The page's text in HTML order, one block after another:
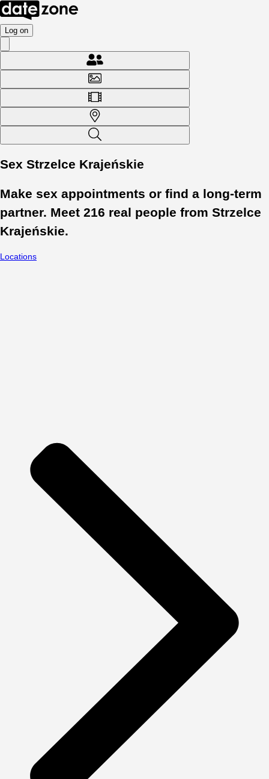
Log on
Sex Strzelce Krajeńskie
Make sex appointments or find a long-term
partner. Meet 216 real people from Strzelce
Krajeńskie.
Locations